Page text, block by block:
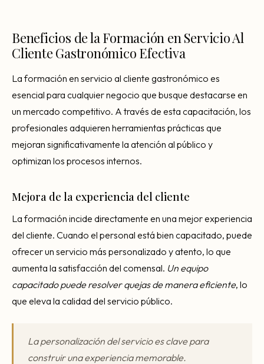
Beneficios de la Formación en Servicio Al
Cliente Gastronómico Efectiva
La formación en servicio al cliente gastronómico es
esencial para cualquier negocio que busque destacarse en
un mercado competitivo. A través de esta capacitación, los
profesionales adquieren herramientas prácticas que
mejoran significativamente la atención al público y
optimizan los procesos internos.
Mejora de la experiencia del cliente
La formación incide directamente en una mejor experiencia
del cliente. Cuando el personal está bien capacitado, puede
ofrecer un servicio más personalizado y atento, lo que
aumenta la satisfacción del comensal. Un equipo
capacitado puede resolver quejas de manera eficiente, lo
que eleva la calidad del servicio público.
La personalización del servicio es clave para
construir una experiencia memorable.